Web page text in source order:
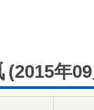
(2015年